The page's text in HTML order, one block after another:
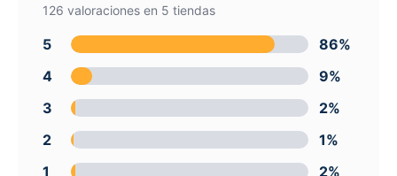
126 valoraciones en 5 tiendas
5
86%
4
9%
3
2%
2
1%
1
2%